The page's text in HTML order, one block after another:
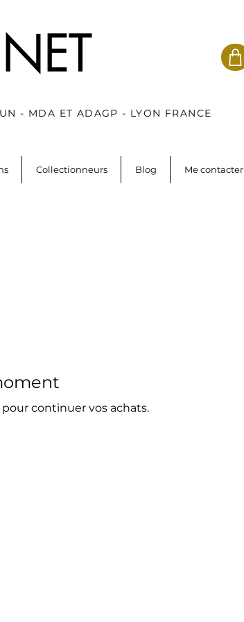
- MDA ET ADAGP - LYON FRANCE
Collectionneurs Blog Me contacter
continuer vos achats.